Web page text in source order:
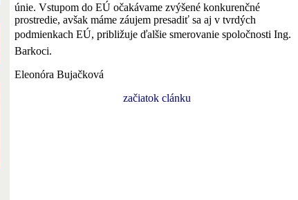
únie. Vstupom do EÚ očakávame zvýšené konkurenčné
prostredie, avšak máme záujem presadiť sa aj v tvrdých
podmienkach EÚ, približuje ďalšie smerovanie spoločnosti Ing.
Barkoci.
Eleonóra Bujačková
začiatok clánku